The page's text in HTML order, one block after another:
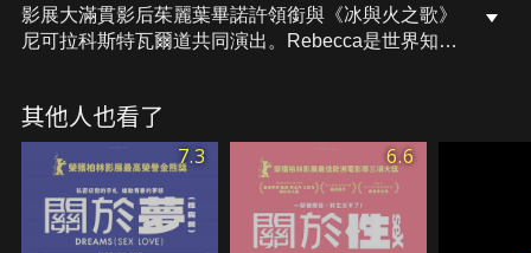
影展大滿貫影后茱麗葉畢諾許領銜與《冰與火之歌》
尼可拉科斯特瓦爾道共同演出。Rebecca是世界知名
後，另一顆炸彈落下，丈夫和女兒再也無法忍受她可
能在遙遠國度因公而死，給她下了最後通牒：在工作
或家人之間做出選擇。Rebecca最後的決定會是什麼
呢？
其他人也看了
7.3 6.6